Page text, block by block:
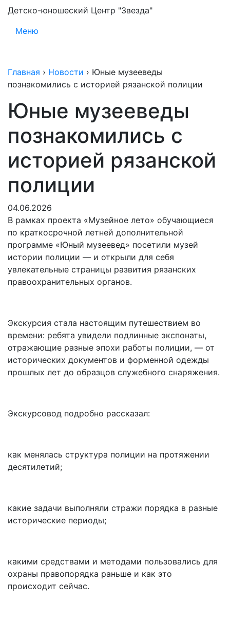
Детско-юношеский Центр "Звезда"
Меню
Главная › Новости › Юные музееведы
познакомились с историей рязанской полиции
Юные музееведы
познакомились с
историей рязанской
полиции
04.06.2026
В рамках проекта «Музейное лето» обучающиеся
по краткосрочной летней дополнительной
программе «Юный музеевед» посетили музей
истории полиции — и открыли для себя
увлекательные страницы развития рязанских
правоохранительных органов.
Экскурсия стала настоящим путешествием во
времени: ребята увидели подлинные экспонаты,
отражающие разные эпохи работы полиции, — от
исторических документов и форменной одежды
прошлых лет до образцов служебного снаряжения.
Экскурсовод подробно рассказал:
как менялась структура полиции на протяжении
десятилетий;
какие задачи выполняли стражи порядка в разные
исторические периоды;
какими средствами и методами пользовались для
охраны правопорядка раньше и как это
происходит сейчас.